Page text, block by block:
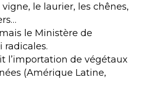
le laurier, les chênes,
le Ministère de
radicales.
l’importation de végétaux
(Amérique Latine,